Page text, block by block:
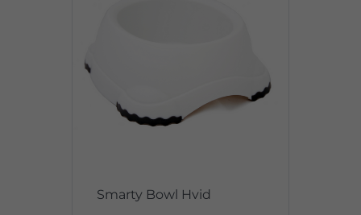
Smarty Bowl Hvid